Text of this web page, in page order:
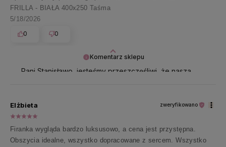
Komentarz sklepu
Pani Stanisławo, jesteśmy przeszczęśliwi, że nasza
FRILLA - BIAŁA 400x250 Taśma
5/18/2026
0
0
Elżbieta zweryfikowano
Firanka wygląda bardzo luksusowo, a cena jest przystępna.
Obszycia idealne, wszystko dopracowane z sercem. Wszystko